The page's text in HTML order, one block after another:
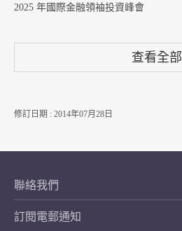
2025 年國際金融領袖投資峰會
查看全部
修訂日期 : 2014年07月28日
聯絡我們
訂閱電郵通知